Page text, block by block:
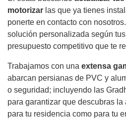
motorizar las que ya tienes
ponerte en contacto con
solución personalizada según
presupuesto competitivo que te
Trabajamos con una extensa
abarcan persianas de PVC y
o seguridad; incluyendo las
para garantizar que descubras
para tu residencia como para tu